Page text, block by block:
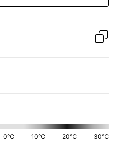
0℃ 10℃ 20℃ 30℃